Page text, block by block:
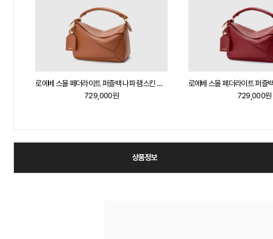
로에베 스몰 페더라이트 퍼즐백 나파 램스킨 피칸
729,000원
729,000원
상품정보